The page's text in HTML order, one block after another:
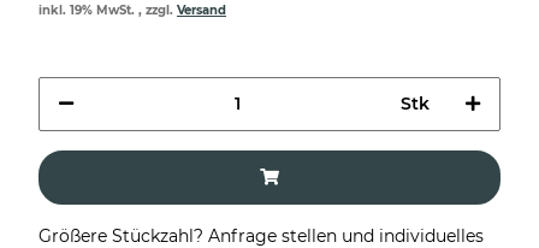
inkl. 19% MwSt. , zzgl. Versand
Stk
Größere Stückzahl? Anfrage stellen und individuelles